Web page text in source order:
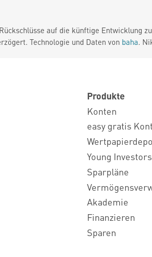
auf die künftige Entwicklung
Technologie und Daten von baha.
Produkte
Konten
easy gratis
Young
Sparpläne
Akademie
Finanzieren
Sparen